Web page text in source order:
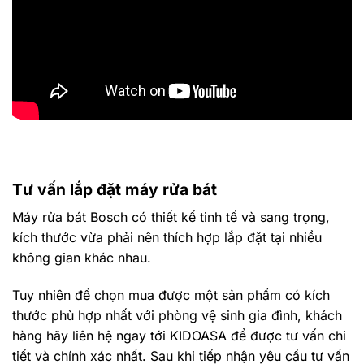
Tư vấn lắp đặt máy rửa bát
Máy rửa bát Bosch có thiết kế tinh tế và sang trọng,
kích thước vừa phải nên thích hợp lắp đặt tại nhiều
không gian khác nhau.
Tuy nhiên để chọn mua được một sản phẩm có kích
thước phù hợp nhất với phòng vệ sinh gia đình, khách
hàng hãy liên hệ ngay tới KIDOASA để được tư vấn chi
tiết và chính xác nhất. Sau khi tiếp nhận yêu cầu tư vấn